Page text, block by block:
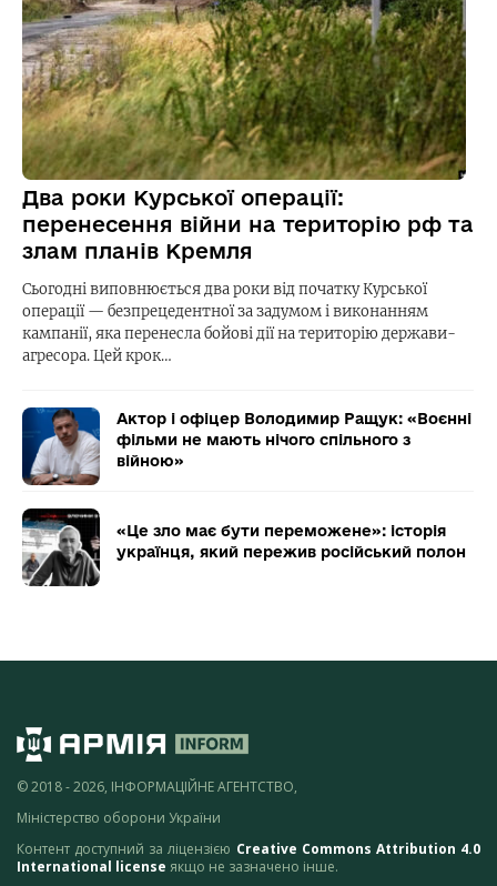
Два роки Курської операції:
перенесення війни на територію рф та
злам планів Кремля
Сьогодні виповнюється два роки від початку Курської
операції — безпрецедентної за задумом і виконанням
кампанії, яка перенесла бойові дії на територію держави-
агресора. Цей крок…
Актор і офіцер Володимир Ращук: «Воєнні
фільми не мають нічого спільного з
війною»
«Це зло має бути переможене»: історія
українця, який пережив російський полон
© 2018 - 2026, ІНФОРМАЦІЙНЕ АГЕНТСТВО,
Міністерство оборони України
Контент доступний за ліцензією Creative Commons Attribution 4.0
International license якщо не зазначено інше.